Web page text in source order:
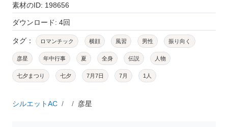
素材のID: 198656
ダウンロード: 4回
タグ： ロマンチック 横顔 風習 男性 振り向く
彦星 年中行事 夏 全身 伝説 人物
七夕まつり 七夕 7月7日 7月 1人
シルエットAC 彦星